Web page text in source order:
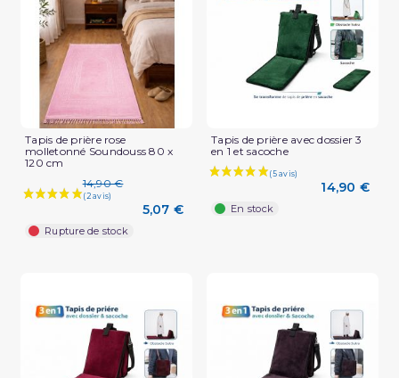
Tapis de prière rose
molletonné Soundouss 80 x
120 cm
14,90 €
5,07 €
Rupture de stock
Tapis de prière avec dossier 3
en 1 et sacoche
14,90 €
En stock